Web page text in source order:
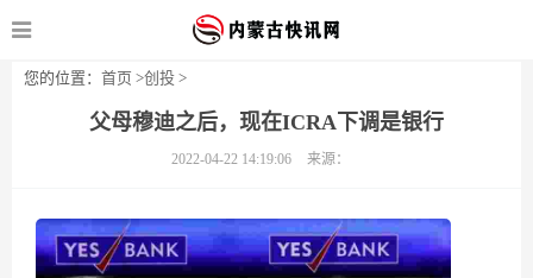
您的位置： 首页 >创投 >
父母穆迪之后，现在ICRA下调是银行
2022-04-22 14:19:06 来源：